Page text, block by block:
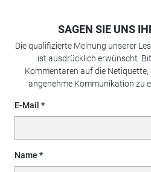
SAGEN SIE UNS
Die qualifizierte Meinung unserer
ist ausdrücklich erwünscht.
Kommentaren auf die Netiquette,
angenehme Kommunikation zu
E-Mail
Name